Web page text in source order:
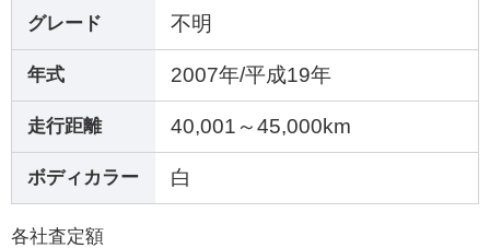
グレード 不明
年式 2007年/平成19年
走行距離 40,001～45,000km
ボディカラー 白
各社査定額